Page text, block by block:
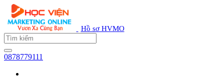
Hồ sơ HVMO
0878779111